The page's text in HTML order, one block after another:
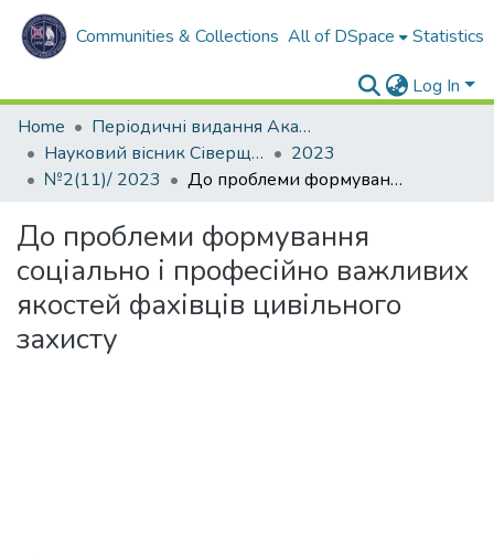
Communities & Collections All of DSpace Statistics
Log In
Home
Періодичні видання Академії
Науковий вісник Сіверщини. Серія: Освіта. Соціальні та поведінкові науки
2023
№2(11)/ 2023
До проблеми формування соціально і професійно важливих якостей фахівців цивільного захисту
До проблеми формування
соціально і професійно важливих
якостей фахівців цивільного
захисту